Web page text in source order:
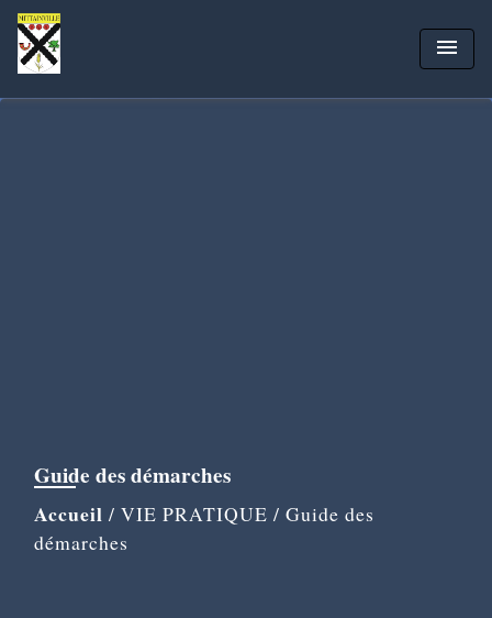
menu
Guide des démarches
Accueil / VIE PRATIQUE / Guide des
démarches